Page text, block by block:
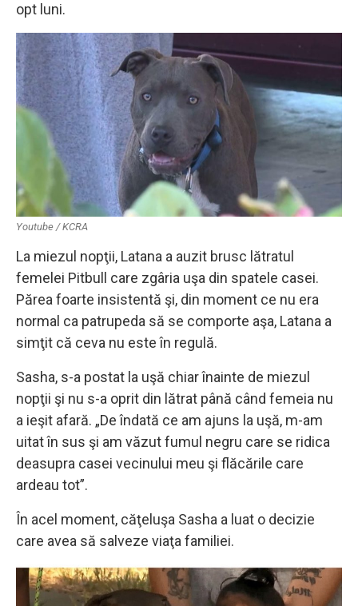
opt luni.
Youtube / KCRA
La miezul nopţii, Latana a auzit brusc lătratul
femelei Pitbull care zgâria uşa din spatele casei.
Părea foarte insistentă şi, din moment ce nu era
normal ca patrupeda să se comporte aşa, Latana a
simţit că ceva nu este în regulă.
Sasha, s-a postat la uşă chiar înainte de miezul
nopţii şi nu s-a oprit din lătrat până când femeia nu
a ieşit afară. „De îndată ce am ajuns la uşă, m-am
uitat în sus şi am văzut fumul negru care se ridica
deasupra casei vecinului meu şi flăcările care
ardeau tot”.
În acel moment, căţeluşa Sasha a luat o decizie
care avea să salveze viaţa familiei.